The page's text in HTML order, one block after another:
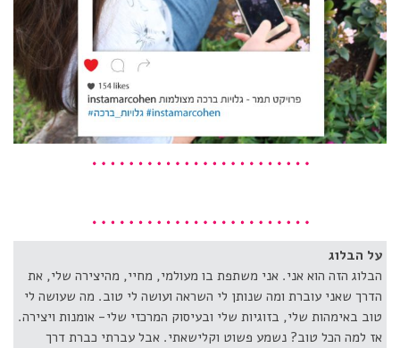
על הבלוג
הבלוג הזה הוא אני. אני משתפת בו מעולמי, מחיי, מהיצירה שלי, את
הדרך שאני עוברת ומה שנותן לי השראה ועושה לי טוב. מה שעושה לי
טוב באימהות שלי, בזוגיות שלי ובעיסוק המרכזי שלי- אומנות ויצירה.
אז למה הכל טוב? נשמע פשוט וקלישאתי. אבל עברתי כברת דרך